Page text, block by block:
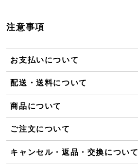
注意事項
お支払いについて
配送・送料について
商品について
ご注文について
キャンセル・返品・交換について